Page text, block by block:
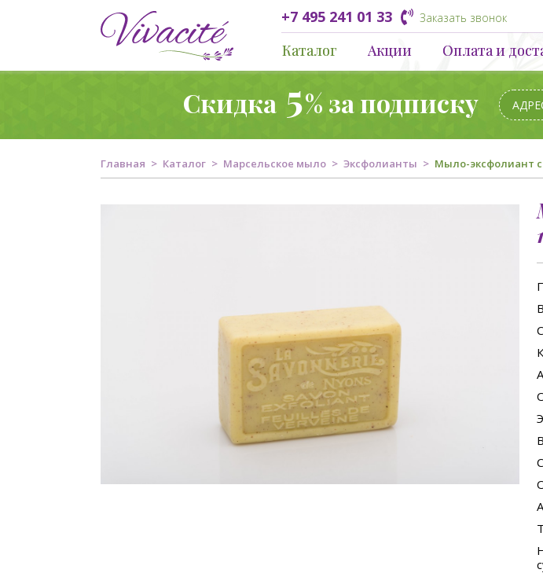
+7 495 241 01 33 Заказать звонок
Каталог Акции Оплата и
Скидка 5% за подписку
Главная Каталог Марсельское мыло Эксфолианты Мыло-эксфолиант с